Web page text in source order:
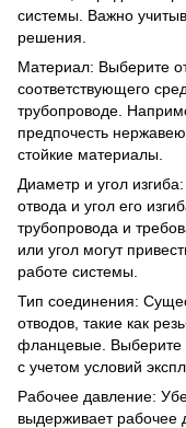
системы. Важно
решения.
Материал: Выберите
соответствующего
трубопроводе.
предпочесть
стойкие материалы.
Диаметр и угол
отвода и угол его
трубопровода и
или угол могут
работе системы.
Тип соединения:
отводов, такие как
фланцевые. Выберите
с учетом условий
Рабочее давление:
выдерживает рабочее